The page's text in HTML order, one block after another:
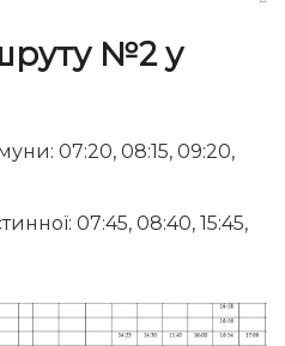
№2 у
07:20, 08:15, 09:20,
07:45, 08:40, 15:45,